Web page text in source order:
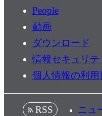
People
動画
ダウンロード
情報セキュリテ
個人情報の利用
RSS ニュ